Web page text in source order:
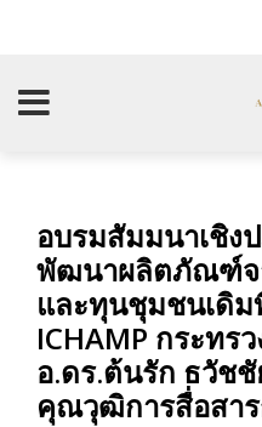
อบรมสัมมนาเชิง
พัฒนาผลิตภัณฑ์จ
และทุนชุมชนเดิ
ICHAMP กระทร
อ.ดร.ต้นรัก ธวัช
คุณวุฒิการสื่อสา